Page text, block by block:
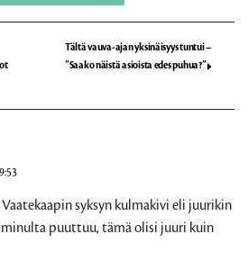
Tältä vauva-ajan yksinäisyys tuntui –
”Saako näistä asioista edes puhua?”
syksyn kulmakivi eli juurikin
puuttuu, tämä olisi juuri kuin